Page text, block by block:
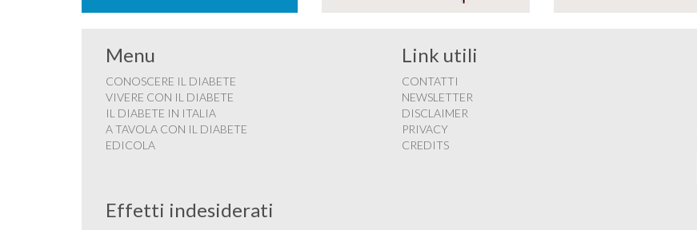
Menu
CONOSCERE IL DIABETE
VIVERE CON IL DIABETE
IL DIABETE IN ITALIA
A TAVOLA CON IL DIABETE
EDICOLA
Link utili
CONTATTI
NEWSLETTER
DISCLAIMER
PRIVACY
CREDITS
Effetti indesiderati